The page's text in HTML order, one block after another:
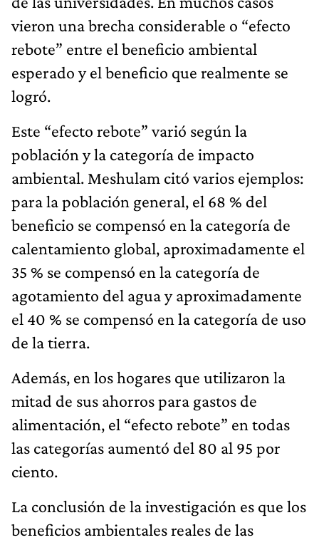
vieron una brecha considerable o “efecto
rebote” entre el beneficio ambiental
esperado y el beneficio que realmente se
logró.
Este “efecto rebote” varió según la
población y la categoría de impacto
ambiental. Meshulam citó varios ejemplos:
para la población general, el 68 % del
beneficio se compensó en la categoría de
calentamiento global, aproximadamente el
35 % se compensó en la categoría de
agotamiento del agua y aproximadamente
el 40 % se compensó en la categoría de uso
de la tierra.
Además, en los hogares que utilizaron la
mitad de sus ahorros para gastos de
alimentación, el “efecto rebote” en todas
las categorías aumentó del 80 al 95 por
ciento.
La conclusión de la investigación es que los
beneficios ambientales reales de las